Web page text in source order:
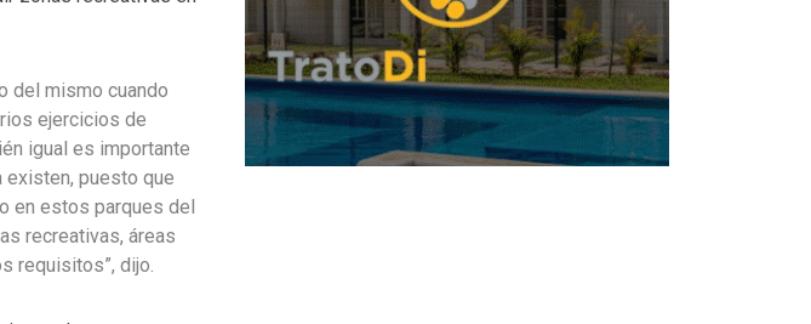
del mismo cuando
ejercicios de
igual es importante
existen, puesto que
en estos parques del
recreativas, áreas
requisitos”, dijo.